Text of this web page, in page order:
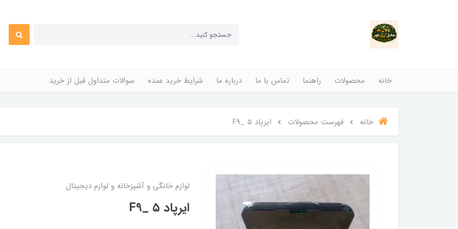
خانه محصولات راهنما تماس با ما درباره ما شرایط خرید عمده سوالات متداول قبل از خرید
خانه فهرست محصولات ایرپاد F9_ ۵
لوازم خانگی و آشپزخانه و لوازم دیجیتال
ایرپاد F9_ ۵